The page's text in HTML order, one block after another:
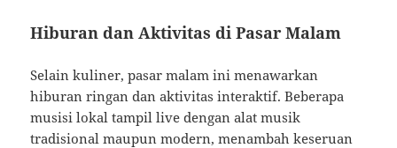
Hiburan dan Aktivitas di Pasar Malam
Selain kuliner, pasar malam ini menawarkan
hiburan ringan dan aktivitas interaktif. Beberapa
musisi lokal tampil live dengan alat musik
tradisional maupun modern, menambah keseruan